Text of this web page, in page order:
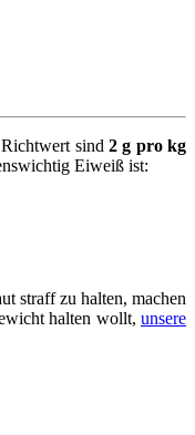
sind 2 g pro kg
Eiweiß ist:
straff zu halten, machen
halten wollt,unsere